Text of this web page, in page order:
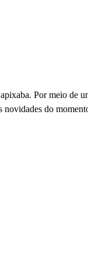
Por meio de
novidades do